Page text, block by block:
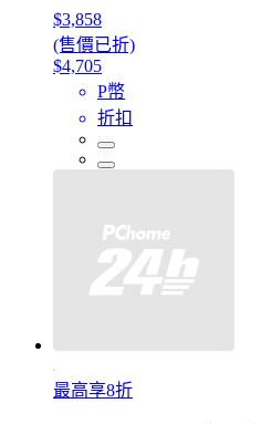
$3,858
(售價已折)
$4,705
P幣
折扣
最高享8折